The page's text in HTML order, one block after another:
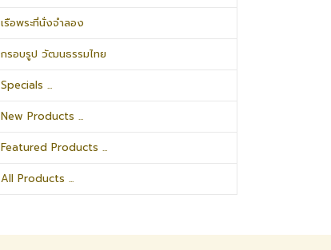
เรือพระที่นั่งจำลอง
กรอบรูป วัฒนธรรมไทย
Specials ...
New Products ...
Featured Products ...
All Products ...